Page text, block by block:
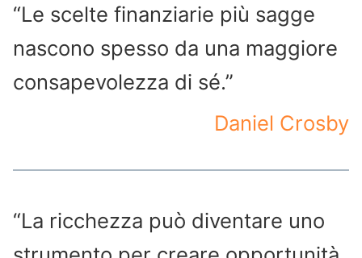
“Le scelte finanziarie più sagge
nascono spesso da una maggiore
consapevolezza di sé.”
Daniel Crosby
“La ricchezza può diventare uno